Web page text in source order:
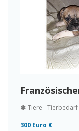
Tiere - Tierbedarf
300 Euro €